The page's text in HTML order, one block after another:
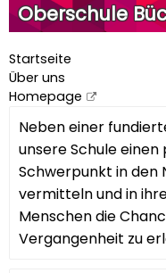
Oberschule
Startseite
Über uns
Homepage
Neben einer
unsere Schule
Schwerpunkt in den
vermitteln und in
Menschen die
Vergangenheit zu